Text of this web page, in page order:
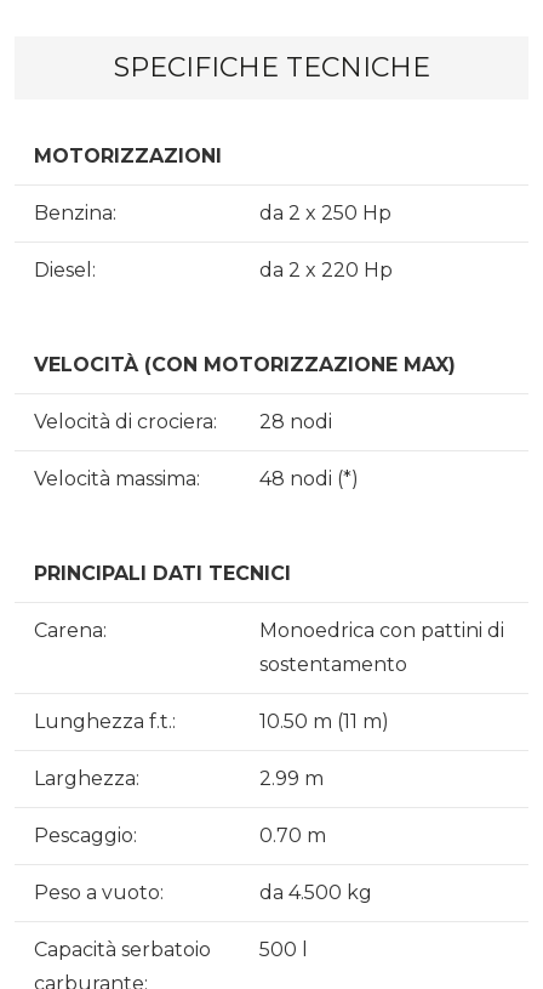
SPECIFICHE TECNICHE
MOTORIZZAZIONI
Benzina: da 2 x 250 Hp
Diesel: da 2 x 220 Hp
VELOCITÀ (CON MOTORIZZAZIONE MAX)
Velocità di crociera: 28 nodi
Velocità massima: 48 nodi (*)
PRINCIPALI DATI TECNICI
Carena:
Monoedrica con pattini di
sostentamento
Lunghezza f.t.: 10.50 m (11 m)
Larghezza: 2.99 m
Pescaggio: 0.70 m
Peso a vuoto: da 4.500 kg
Capacità serbatoio
carburante:
500 l